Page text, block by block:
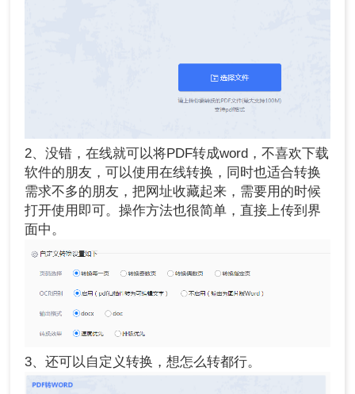
2、没错，在线就可以将PDF转成word，不喜欢下载
软件的朋友，可以使用在线转换，同时也适合转换
需求不多的朋友，把网址收藏起来，需要用的时候
打开使用即可。操作方法也很简单，直接上传到界
面中。
3、还可以自定义转换，想怎么转都行。